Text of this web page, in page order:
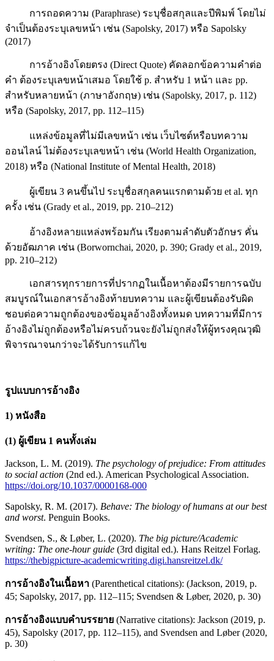
การถอดความ (Paraphrase) ระบุชื่อสกุลและปีพิมพ์ โดยไม่
จำเป็นต้องระบุเลขหน้า เช่น (Sapolsky, 2017) หรือ Sapolsky
(2017)
การอ้างอิงโดยตรง (Direct Quote) คัดลอกข้อความคำต่อ
คำ ต้องระบุเลขหน้าเสมอ โดยใช้ p. สำหรับ 1 หน้า และ pp.
สำหรับหลายหน้า (ภาษาอังกฤษ) เช่น (Sapolsky, 2017, p. 112)
หรือ (Sapolsky, 2017, pp. 112–115)
แหล่งข้อมูลที่ไม่มีเลขหน้า เช่น เว็บไซต์หรือบทความ
ออนไลน์ ไม่ต้องระบุเลขหน้า เช่น (World Health Organization,
2018) หรือ (National Institute of Mental Health, 2018)
ผู้เขียน 3 คนขึ้นไป ระบุชื่อสกุลคนแรกตามด้วย et al. ทุก
ครั้ง เช่น (Grady et al., 2019, pp. 210–212)
อ้างอิงหลายแหล่งพร้อมกัน เรียงตามลำดับตัวอักษร คั่น
ด้วยอัฒภาค เช่น (Borwornchai, 2020, p. 390; Grady et al., 2019,
pp. 210–212)
เอกสารทุกรายการที่ปรากฏในเนื้อหาต้องมีรายการฉบับ
สมบูรณ์ในเอกสารอ้างอิงท้ายบทความ และผู้เขียนต้องรับผิด
ชอบต่อความถูกต้องของข้อมูลอ้างอิงทั้งหมด บทความที่มีการ
อ้างอิงไม่ถูกต้องหรือไม่ครบถ้วนจะยังไม่ถูกส่งให้ผู้ทรงคุณวุฒิ
พิจารณาจนกว่าจะได้รับการแก้ไข
รูปแบบการอ้างอิง
1) หนังสือ
(1) ผู้เขียน 1 คนทั้งเล่ม
Jackson, L. M. (2019). The psychology of prejudice: From attitudes
to social action (2nd ed.). American Psychological Association.
https://doi.org/10.1037/0000168-000
Sapolsky, R. M. (2017). Behave: The biology of humans at our best
and worst. Penguin Books.
Svendsen, S., & Løber, L. (2020). The big picture/Academic
writing: The one-hour guide (3rd digital ed.). Hans Reitzel Forlag.
https://thebigpicture-academicwriting.digi.hansreitzel.dk/
การอ้างอิงในเนื้อหา (Parenthetical citations): (Jackson, 2019, p.
45; Sapolsky, 2017, pp. 112–115; Svendsen & Løber, 2020, p. 30)
การอ้างอิงแบบคำบรรยาย (Narrative citations): Jackson (2019, p.
45), Sapolsky (2017, pp. 112–115), and Svendsen and Løber (2020,
p. 30)